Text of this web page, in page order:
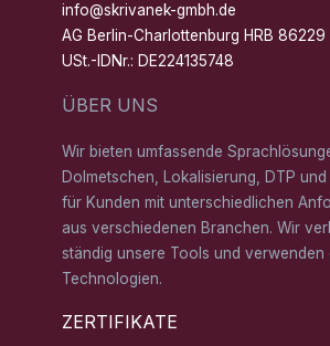
info@skrivanek-gmbh.de
AG Berlin-Charlottenburg HRB 86229
USt.-IDNr.: DE224135748
ÜBER UNS
Wir bieten umfassende
Dolmetschen, Lokalisierung, DTP
für Kunden mit unterschiedlichen
aus verschiedenen Branchen. Wir
ständig unsere Tools und verwenden
Technologien.
ZERTIFIKATE